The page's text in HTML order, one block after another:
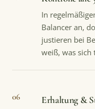
In
Balancer an,
justieren bei
weiß, was sich
06 Erhaltung &